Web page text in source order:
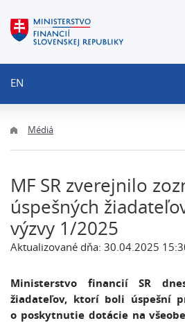
EN
Médiá
MF SR zverejnilo
úspešných
výzvy 1/2025
Aktualizované dňa: 30.04.2025
Ministerstvo financií SR
žiadateľov, ktorí boli úspešní
o poskytnutie dotácie na